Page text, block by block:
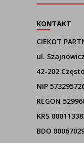
KONTAKT
CIEKOT
ul.
42-202
NIP
REGON
KRS
BDO